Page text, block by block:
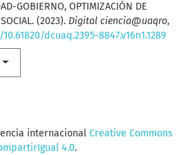
GOBIERNO, OPTIMIZACIÓN DE
(2023). Digital ciencia@uaqro,
dcuaq.2395-8847.v16n1.1289
internacional Creative Commons
4.0.